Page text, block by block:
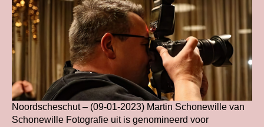
Noordscheschut – (09-01-2023) Martin Schonewille van
Schonewille Fotografie uit is genomineerd voor